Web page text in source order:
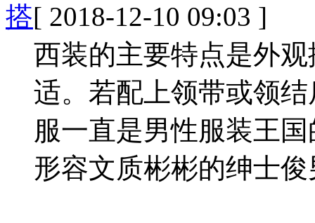
搭[ 2018-12-10 09:03 ]
西装的主要特点是外
适。若配上领带或领
服一直是男性服装王
形容文质彬彬的绅士俊